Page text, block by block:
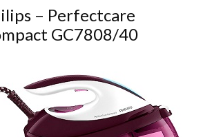
– Perfectcare
GC7808/40